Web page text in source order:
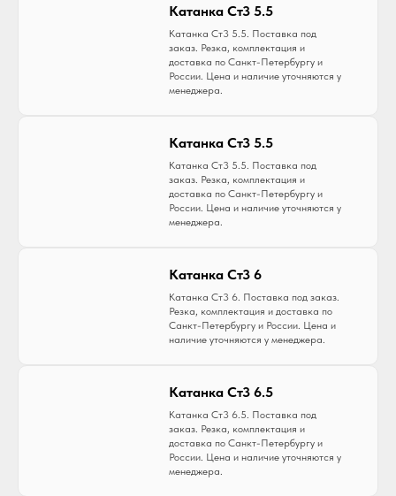
Катанка Ст3 5.5
Катанка Ст3 5.5. Поставка под
заказ. Резка, комплектация и
доставка по Санкт-Петербургу и
России. Цена и наличие уточняются у
менеджера.
Катанка Ст3 5.5
Катанка Ст3 5.5. Поставка под
заказ. Резка, комплектация и
доставка по Санкт-Петербургу и
России. Цена и наличие уточняются у
менеджера.
Катанка Ст3 6
Катанка Ст3 6. Поставка под заказ.
Резка, комплектация и доставка по
Санкт-Петербургу и России. Цена и
наличие уточняются у менеджера.
Катанка Ст3 6.5
Катанка Ст3 6.5. Поставка под
заказ. Резка, комплектация и
доставка по Санкт-Петербургу и
России. Цена и наличие уточняются у
менеджера.